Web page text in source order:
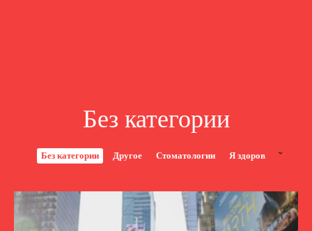
Без категории
Без категории Другое Стоматологии Я здоров